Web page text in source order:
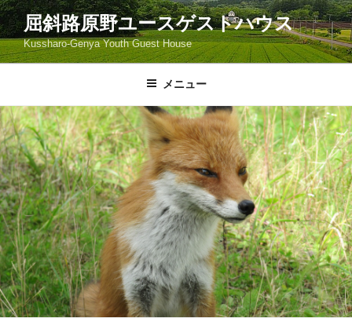
コ
ン
テ
ン
ス
キ
ッ
プ
屈斜路原野ユースゲストハウス
Kussharo-Genya Youth Guest House
メニュー